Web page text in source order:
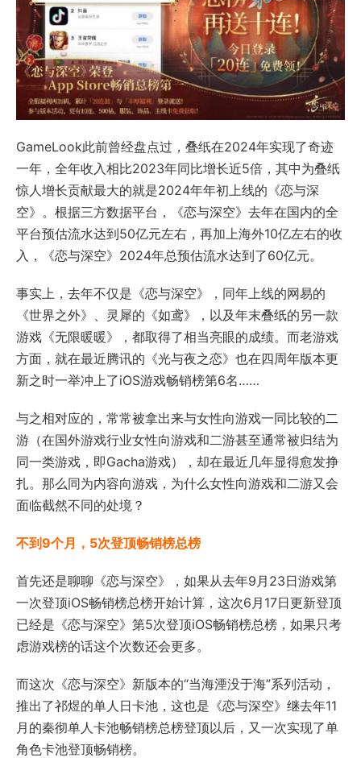
GameLook此前曾经盘点过，叠纸在2024年实现了奇迹
一年，全年收入相比2023年同比增长近5倍，其中为叠纸
惊人增长贡献最大的就是2024年年初上线的《恋与深
空》。根据三方数据平台，《恋与深空》去年在国内的全
平台预估流水达到50亿元左右，再加上海外10亿左右的收
入，《恋与深空》2024年总预估流水达到了60亿元。
事实上，去年不仅是《恋与深空》，同年上线的网易的
《世界之外》、灵犀的《如鸢》，以及年末叠纸的另一款
游戏《无限暖暖》，都取得了相当亮眼的成绩。而老游戏
方面，就在最近腾讯的《光与夜之恋》也在四周年版本更
新之时一举冲上了iOS游戏畅销榜第6名……
与之相对应的，常常被拿出来与女性向游戏一同比较的二
游（在国外游戏行业女性向游戏和二游甚至通常被归结为
同一类游戏，即Gacha游戏），却在最近几年显得愈发挣
扎。那么同为内容向游戏，为什么女性向游戏和二游又会
面临截然不同的处境？
不到9个月，5次登顶畅销榜总榜
首先还是聊聊《恋与深空》，如果从去年9月23日游戏第
一次登顶iOS畅销榜总榜开始计算，这次6月17日更新登顶
已经是《恋与深空》第5次登顶iOS畅销榜总榜，如果只考
虑游戏榜的话这个次数还会更多。
而这次《恋与深空》新版本的“当海湮没于海”系列活动，
推出了祁煜的单人日卡池，这也是《恋与深空》继去年11
月的秦彻单人卡池畅销榜总榜登顶以后，又一次实现了单
角色卡池登顶畅销榜。